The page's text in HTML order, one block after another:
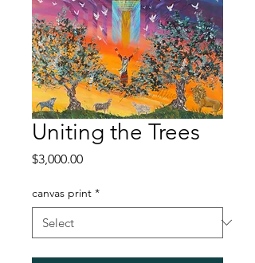
Uniting the Trees
$3,000.00Price
canvas print *